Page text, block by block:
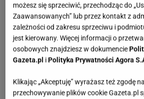
jest głodzenie się przez cały
miejsce" w żołądku na przyjęcie
jedzenia. To typowe wświęta
Nie istnieje żaden wspaniały
że nasz żołądek przyjmie każdą
jakiego jedzenia. Aby się nie
mniej, ale częściej. Nie podjadać
możesz się sprzeciwić, przechodząc do
Zaawansowanych” lub przez kontakt z
zależności od zakresu sprzeciwu i
jest kierowany. Więcej informacji o
osobowych znajdziesz w dokumencie
Gazeta.pl iPolityka Prywatności Agora
Klikając „Akceptuję” wyrażasz też zgodę
przechowywanie plików cookie Gazeta.pl